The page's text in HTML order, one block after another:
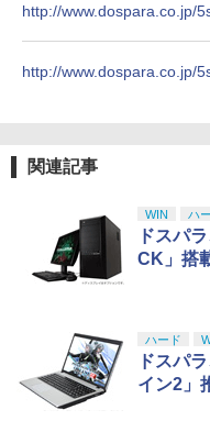
ル
￥
http://www.dospara.co.jp/
http://www.dospara.co.jp/
関連記事
WIN ハ
ドスパ
CK」搭
ハード
ドスパ
イン2」